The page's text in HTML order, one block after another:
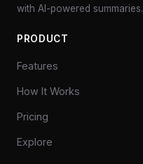
with AI-powered summaries.
PRODUCT
Features
How It Works
Pricing
Explore